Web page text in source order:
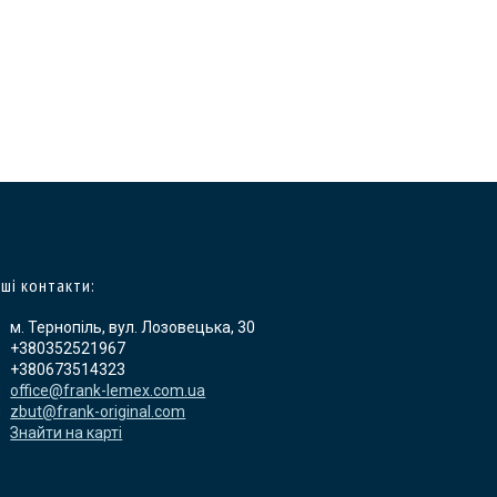
контакти:
м. Тернопіль, вул. Лозовецька, 30
+380352521967
+380673514323
office@frank-lemex.com.ua
zbut@frank-original.com
Знайти на карті